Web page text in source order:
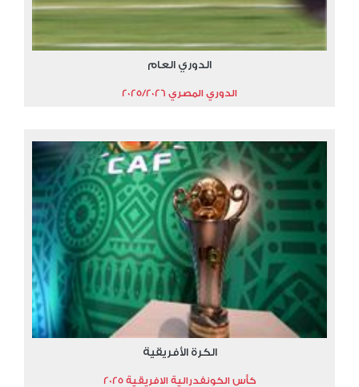
الدوري العام
الدوري المصري 2025/2026
الكرة الأفريقية
كأس الكونفدرالية الافريقية 2025